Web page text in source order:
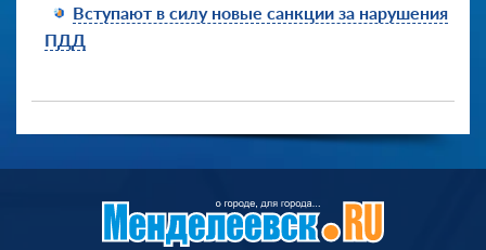
Вступают в силу новые санкции за нарушения
ПДД